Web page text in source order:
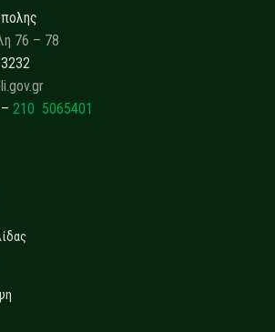
76 – 78
– 210 5065401